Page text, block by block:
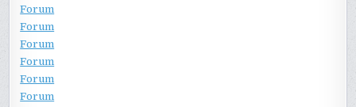
Forum
Forum
Forum
Forum
Forum
Forum